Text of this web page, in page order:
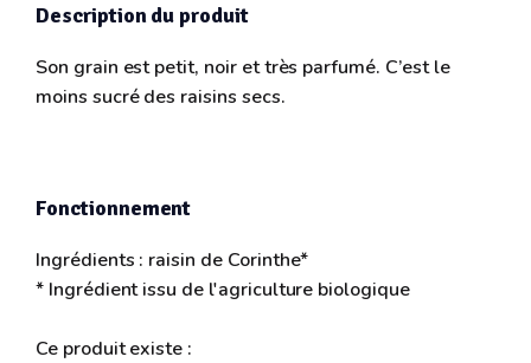
Description du produit
Son grain est petit, noir et très parfumé. C’est le
moins sucré des raisins secs.
Fonctionnement
Ingrédients : raisin de Corinthe*
* Ingrédient issu de l'agriculture biologique
Ce produit existe :